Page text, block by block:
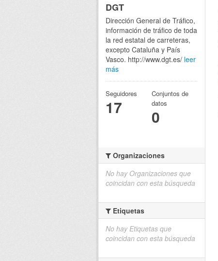
DGT
Dirección General de Tráfico,
información de tráfico de toda
la red estatal de carreteras,
excepto Cataluña y País
Vasco. http://www.dgt.es/ leer
más
Seguidores
17
Conjuntos de
datos
0
Organizaciones
No hay Organizaciones que
coincidan con esta búsqueda
Etiquetas
No hay Etiquetas que
coincidan con esta búsqueda